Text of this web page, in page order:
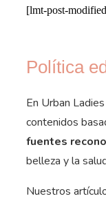
[lmt-post-
Política
En Urban
contenidos
fuentes
belleza y la
Nuestros